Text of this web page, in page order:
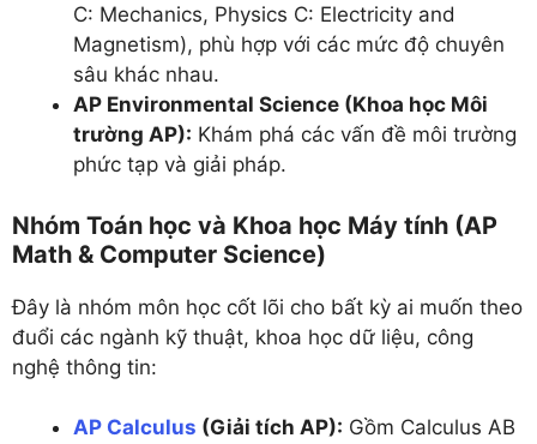
C: Mechanics, Physics C: Electricity and
Magnetism), phù hợp với các mức độ chuyên
sâu khác nhau.
AP Environmental Science (Khoa học Môi
trường AP): Khám phá các vấn đề môi trường
phức tạp và giải pháp.
Nhóm Toán học và Khoa học Máy tính (AP
Math & Computer Science)
Đây là nhóm môn học cốt lõi cho bất kỳ ai muốn theo
đuổi các ngành kỹ thuật, khoa học dữ liệu, công
nghệ thông tin:
AP Calculus (Giải tích AP): Gồm Calculus AB